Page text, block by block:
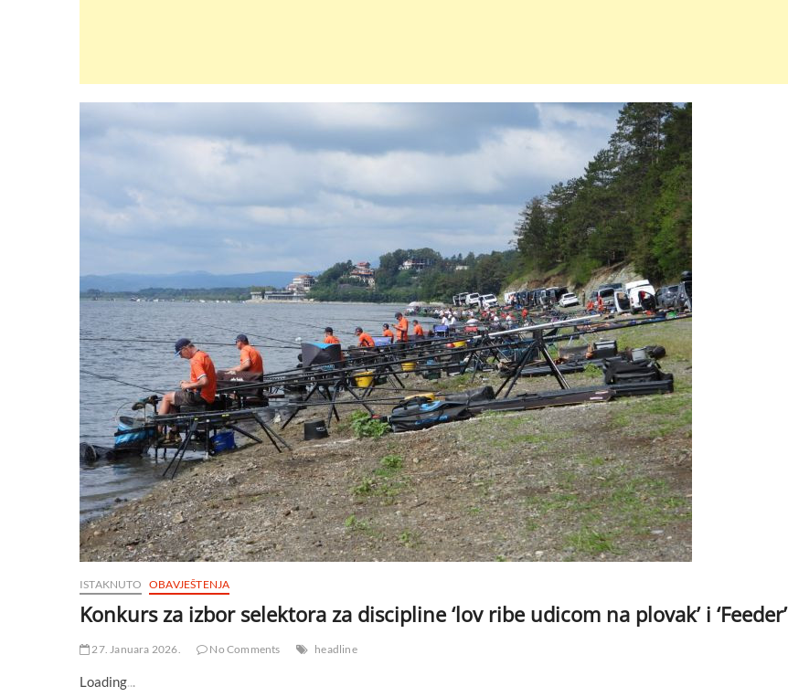
ISTAKNUTO OBAVJEŠTENJA
Konkurs za izbor selektora za discipline ‘lov ribe udicom na plovak’ i ‘Feeder’
27. Januara 2026. No Comments headline
Loading...